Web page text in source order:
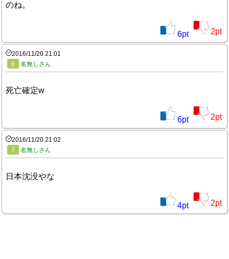
のね。
6pt 2pt
2016/11/20 21:01
6
名無しさん
死亡確定w
6pt 2pt
2016/11/20 21:02
7
名無しさん
日本沈没やな
4pt 2pt